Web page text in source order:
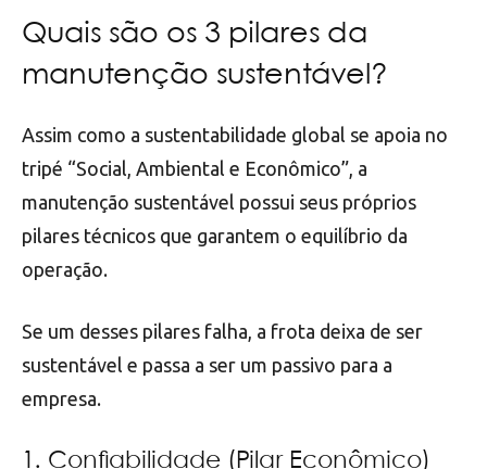
Quais são os 3 pilares da
manutenção sustentável?
Assim como a sustentabilidade global se apoia no
tripé “Social, Ambiental e Econômico”, a
manutenção sustentável possui seus próprios
pilares técnicos que garantem o equilíbrio da
operação.
Se um desses pilares falha, a frota deixa de ser
sustentável e passa a ser um passivo para a
empresa.
1. Confiabilidade (Pilar Econômico)